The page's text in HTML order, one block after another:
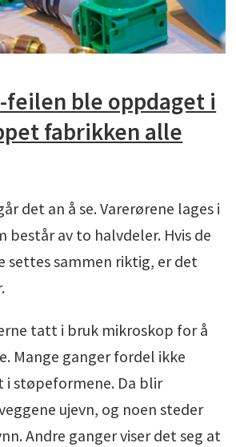
feilen ble oppdaget i
fabrikken alle
det an å se. Varerørene lages i
består av to halvdeler. Hvis de
settes sammen riktig, er det
tatt i bruk mikroskop for å
Mange ganger fordel ikke
i støpeformene. Da blir
ujevn, og noen steder
Andre ganger viser det seg at